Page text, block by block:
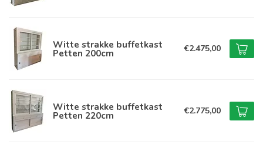
Witte strakke buffetkast
Petten 200cm €2.475,00
Witte strakke buffetkast
Petten 220cm €2.775,00